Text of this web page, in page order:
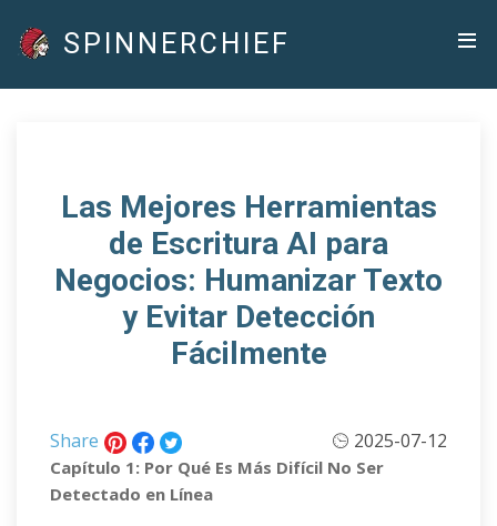
SPINNERCHIEF
Las Mejores Herramientas
de Escritura AI para
Negocios: Humanizar Texto
y Evitar Detección
Fácilmente
Share 2025-07-12
Capítulo 1: Por Qué Es Más Difícil No Ser
Detectado en Línea